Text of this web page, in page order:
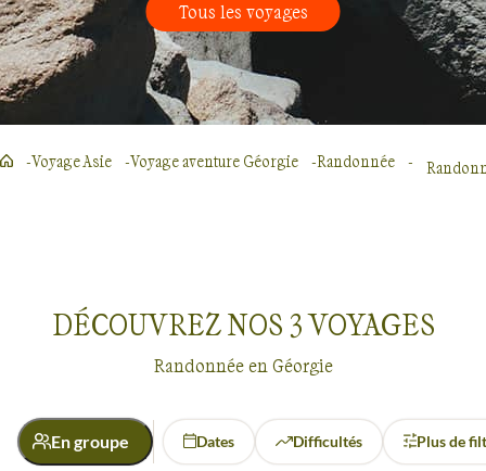
Tous les voyages
Voyage Asie Voyage aventure Géorgie Randonnée
DÉCOUVREZ NOS 3VOYAGES
Randonnée en Géorgie
En groupe Dates Difficultés Plus de